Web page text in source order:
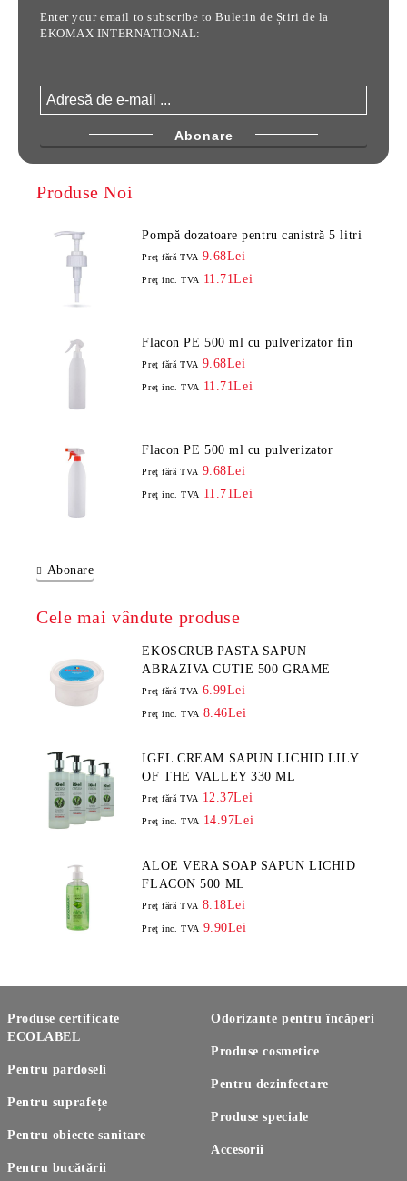
Enter your email to subscribe to Buletin de Știri de la
EKOMAX INTERNATIONAL:
Produse Noi
Pompă dozatoare pentru canistră 5 litri
Preţ fără TVA 9.68Lei
Preţ inc. TVA 11.71Lei
Flacon PE 500 ml cu pulverizator fin
Preţ fără TVA 9.68Lei
Preţ inc. TVA 11.71Lei
Flacon PE 500 ml cu pulverizator
Preţ fără TVA 9.68Lei
Preţ inc. TVA 11.71Lei
Abonare
Cele mai vândute produse
EKOSCRUB PASTA SAPUN
ABRAZIVA CUTIE 500 GRAME
Preţ fără TVA 6.99Lei
Preţ inc. TVA 8.46Lei
IGEL CREAM SAPUN LICHID LILY
OF THE VALLEY 330 ML
Preţ fără TVA 12.37Lei
Preţ inc. TVA 14.97Lei
ALOE VERA SOAP SAPUN LICHID
FLACON 500 ML
Preţ fără TVA 8.18Lei
Preţ inc. TVA 9.90Lei
Produse certificate
ECOLABEL
Pentru pardoseli
Pentru suprafețe
Pentru obiecte sanitare
Pentru bucătării
Odorizante pentru încăperi
Produse cosmetice
Pentru dezinfectare
Produse speciale
Accesorii